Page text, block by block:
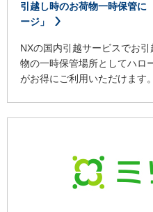
引越し時のお荷物一時保管に
ージ」
NXの国内引越サービスでお
物の一時保管場所としてハロ
がお得にご利用いただけます。